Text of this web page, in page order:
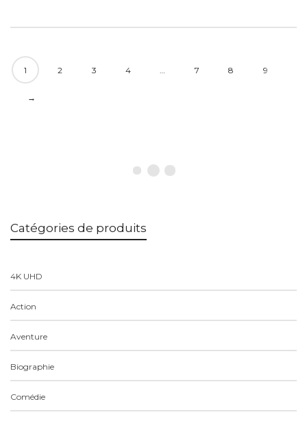
1 2 3 4 … 7 8 9
→
Catégories de produits
4K UHD
Action
Aventure
Biographie
Comédie